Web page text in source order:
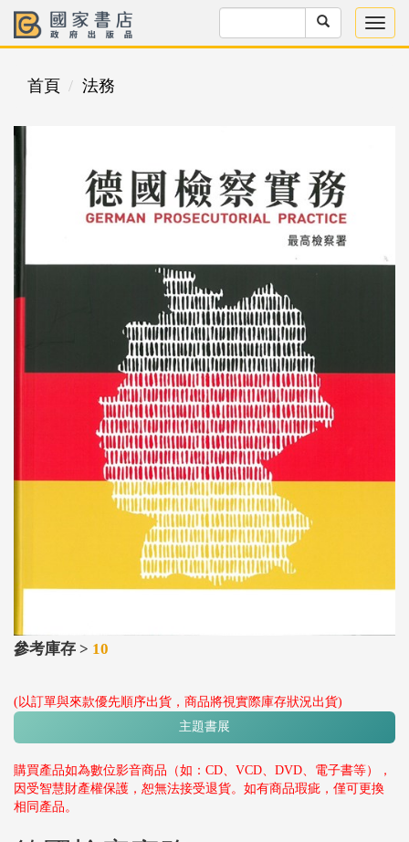
首頁 法務
參考庫存 > 10
(以訂單與來款優先順序出貨，商品將視實際庫存狀況出貨)
主題書展
購買產品如為數位影音商品（如：CD、VCD、DVD、電子書等），
因受智慧財產權保護，恕無法接受退貨。如有商品瑕疵，僅可更換
相同產品。